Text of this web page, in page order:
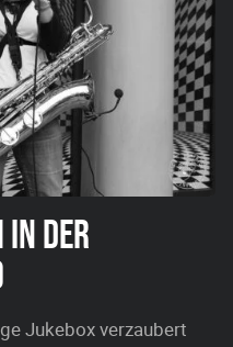
DER
Jukebox verzaubert